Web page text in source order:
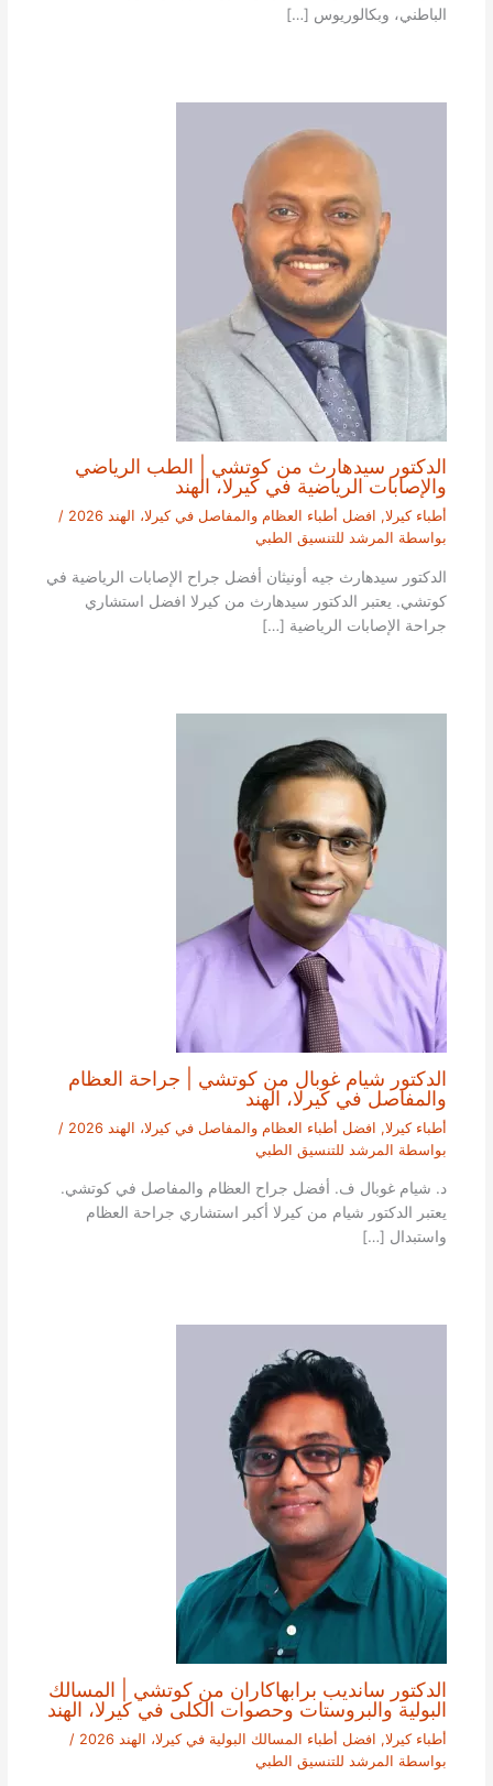
الباطني، وبكالوريوس […]
الدكتور سيدهارث من كوتشي | الطب الرياضي
والإصابات الرياضية في كيرلا، الهند
أطباء كيرلا, افضل أطباء العظام والمفاصل في كيرلا، الهند 2026
/
بواسطة المرشد للتنسيق الطبي
الدكتور سيدهارث جيه أونيثان أفضل جراح الإصابات الرياضية في
كوتشي. يعتبر الدكتور سيدهارث من كيرلا افضل استشاري
جراحة الإصابات الرياضية […]
الدكتور شيام غوبال من كوتشي | جراحة العظام
والمفاصل في كيرلا، الهند
أطباء كيرلا, افضل أطباء العظام والمفاصل في كيرلا، الهند 2026
/
بواسطة المرشد للتنسيق الطبي
د. شيام غوبال ف. أفضل جراح العظام والمفاصل في كوتشي.
يعتبر الدكتور شيام من كيرلا أكبر استشاري جراحة العظام
واستبدال […]
الدكتور سانديب برابهاكاران من كوتشي | المسالك
البولية والبروستات وحصوات الكلى في كيرلا، الهند
أطباء كيرلا, افضل أطباء المسالك البولية في كيرلا، الهند 2026
/
بواسطة المرشد للتنسيق الطبي